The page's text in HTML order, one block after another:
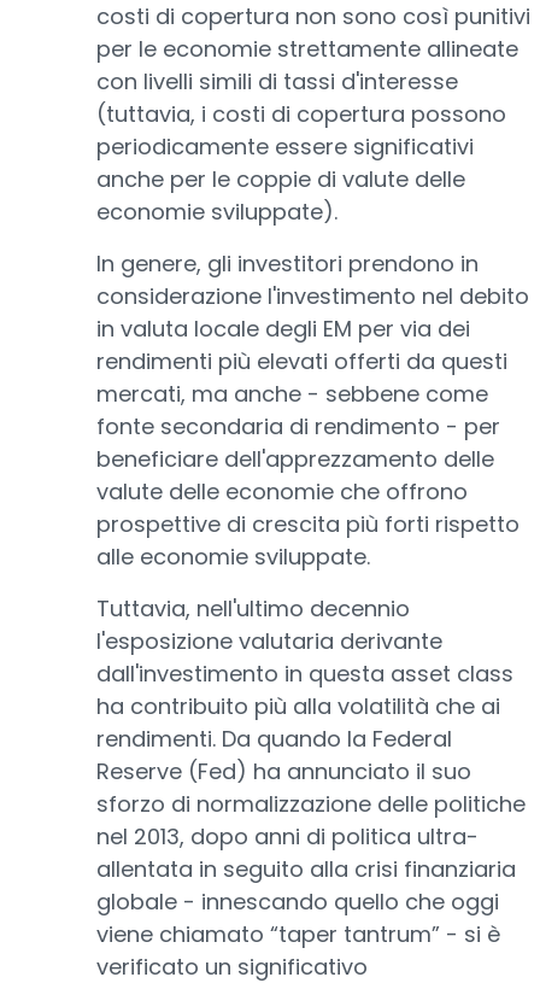
costi di copertura non sono così punitivi
per le economie strettamente allineate
con livelli simili di tassi d'interesse
(tuttavia, i costi di copertura possono
periodicamente essere significativi
anche per le coppie di valute delle
economie sviluppate).
In genere, gli investitori prendono in
considerazione l'investimento nel debito
in valuta locale degli EM per via dei
rendimenti più elevati offerti da questi
mercati, ma anche - sebbene come
fonte secondaria di rendimento - per
beneficiare dell'apprezzamento delle
valute delle economie che offrono
prospettive di crescita più forti rispetto
alle economie sviluppate.
Tuttavia, nell'ultimo decennio
l'esposizione valutaria derivante
dall'investimento in questa asset class
ha contribuito più alla volatilità che ai
rendimenti. Da quando la Federal
Reserve (Fed) ha annunciato il suo
sforzo di normalizzazione delle politiche
nel 2013, dopo anni di politica ultra-
allentata in seguito alla crisi finanziaria
globale - innescando quello che oggi
viene chiamato “taper tantrum” - si è
verificato un significativo